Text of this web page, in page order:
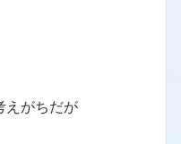
えがちだが